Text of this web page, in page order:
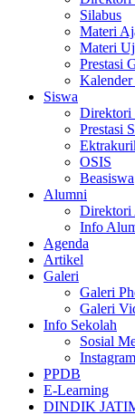
Silabus
Materi
Materi
Prestasi
Siswa
Direktori
Prestasi
OSIS
Beasiswa
Alumni
Direktori
Info
Agenda
Artikel
Galeri
Galeri
Galeri
Info Sekolah
Sosial
PPDB
E-Learning
DINDIK